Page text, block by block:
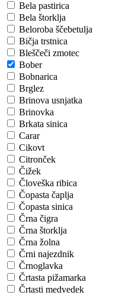
Bela pastirica
Bela štorklja
Beloroba ščebetulja
Bičja trstnica
Bleščeči zmotec
Bober
Bobnarica
Brglez
Brinova usnjatka
Brinovka
Brkata sinica
Carar
Cikovt
Citronček
Čižek
Človeška ribica
Čopasta čaplja
Čopasta sinica
Črna čigra
Črna štorklja
Črna žolna
Črni najezdnik
Črnoglavka
Črtasta pižamarka
Črtasti medvedek